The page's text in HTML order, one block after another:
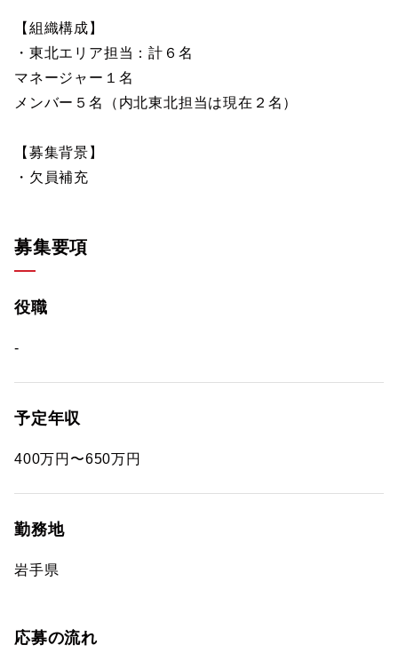
【組織構成】
・東北エリア担当：計６名
マネージャー１名
メンバー５名（内北東北担当は現在２名）
【募集背景】
・欠員補充
募集要項
役職
-
予定年収
400万円〜650万円
勤務地
岩手県
応募の流れ